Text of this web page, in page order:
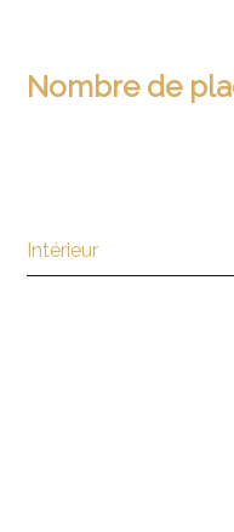
Nombre de
Intérieur